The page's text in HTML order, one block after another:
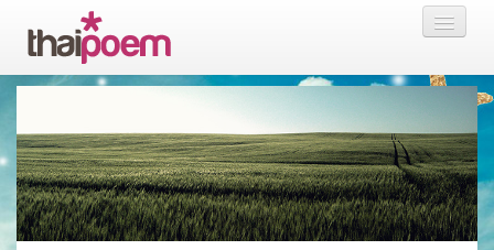
กลอน
เรื่องสั้น นิยาย
บล็อก